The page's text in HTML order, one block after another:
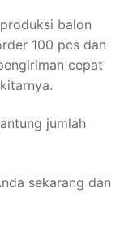
balon
100 pcs dan
cepat
jumlah
sekarang dan